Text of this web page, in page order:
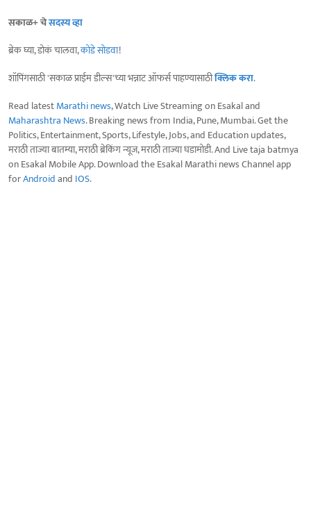
सकाळ+ चेसदस्य व्हा
ब्रेक घ्या, डोकं चालवा,कोडे सोडवा!
शॉपिंगसाठी 'सकाळ प्राईम डील्स'च्या भन्नाट ऑफर्स पाहण्यासाठीक्लिक करा.
Read latestMarathi news, Watch Live Streaming on Esakal and
Maharashtra News. Breaking news from India, Pune, Mumbai. Get the
Politics, Entertainment, Sports, Lifestyle, Jobs, and Education updates,
मराठी ताज्या बातम्या, मराठी ब्रेकिंग न्यूज, मराठी ताज्या घडामोडी. And Live taja batmya
on Esakal Mobile App. Download the Esakal Marathi news Channel app
forAndroidand IOS.